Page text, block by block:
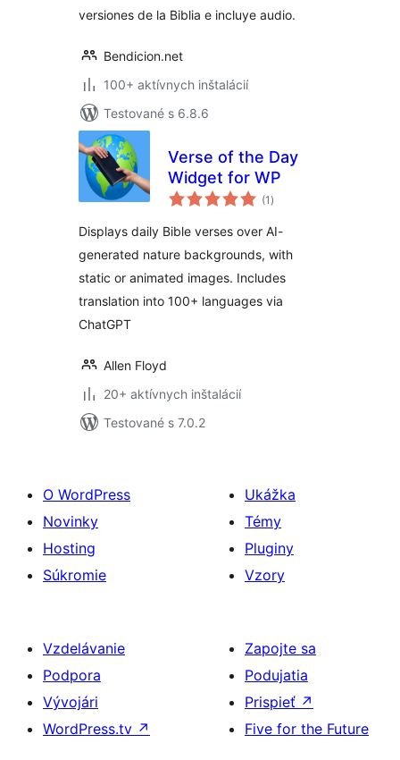
versiones de la Biblia e incluye audio.
Bendicion.net
100+ aktívnych inštalácií
Testované s 6.8.6
Verse of the Day
Widget for WP
(1 celkové
hodnotenie
)
Displays daily Bible verses over AI-
generated nature backgrounds, with
static or animated images. Includes
translation into 100+ languages via
ChatGPT
Allen Floyd
20+ aktívnych inštalácií
Testované s 7.0.2
O WordPress
Novinky
Hosting
Súkromie
Ukážka
Témy
Pluginy
Vzory
Vzdelávanie
Podpora
Vývojári
WordPress.tv ↗
Zapojte sa
Podujatia
Prispieť ↗
Five for the Future